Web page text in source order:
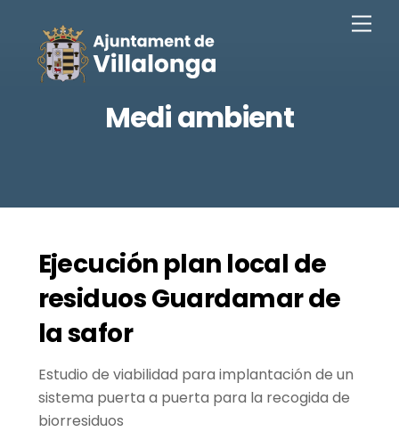
contingut
Medi ambient
Ejecución plan local de
residuos Guardamar de
la safor
Estudio de viabilidad para implantación de un
sistema puerta a puerta para la recogida de
biorresiduos